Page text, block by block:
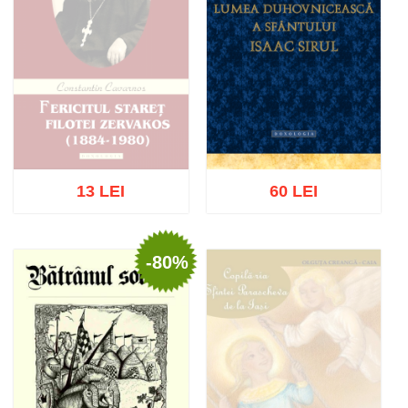
Stoc epuizat
13 LEI
Adaugă în coș Wishlist
60 LEI
-80%